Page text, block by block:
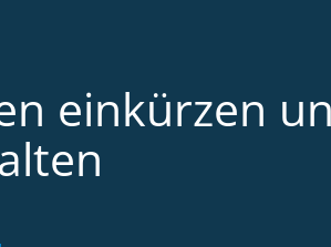
einkürzen